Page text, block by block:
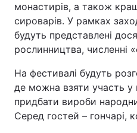
монастирів, а також
сироварів. У рамках
будуть представлені
рослинництва, численні
На фестивалі будуть
де можна взяти участь у
придбати вироби
Серед гостей – гончарі,